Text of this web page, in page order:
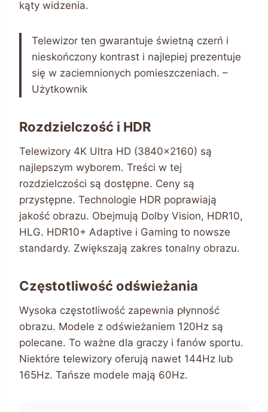
kąty widzenia.
Telewizor ten gwarantuje świetną czerń i
nieskończony kontrast i najlepiej prezentuje
się w zaciemnionych pomieszczeniach. –
Użytkownik
Rozdzielczość i HDR
Telewizory 4K Ultra HD (3840×2160) są
najlepszym wyborem. Treści w tej
rozdzielczości są dostępne. Ceny są
przystępne. Technologie HDR poprawiają
jakość obrazu. Obejmują Dolby Vision, HDR10,
HLG. HDR10+ Adaptive i Gaming to nowsze
standardy. Zwiększają zakres tonalny obrazu.
Częstotliwość odświeżania
Wysoka częstotliwość zapewnia płynność
obrazu. Modele z odświeżaniem 120Hz są
polecane. To ważne dla graczy i fanów sportu.
Niektóre telewizory oferują nawet 144Hz lub
165Hz. Tańsze modele mają 60Hz.